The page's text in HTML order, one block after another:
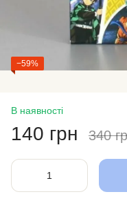
−59%
В наявності
140 грн 340